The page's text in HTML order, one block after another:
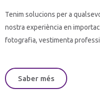
Tenim solucions per a
nostra experiència en
fotografia, vestimenta
Saber més